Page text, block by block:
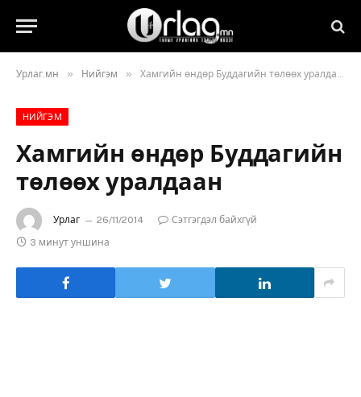
Урлаг.мн » Нийгэм » Хамгийн өндөр Буддагийн төлөөх уралдаан
НИЙГЭМ
Хамгийн өндөр Буддагийн
төлөөх уралдаан
Урлаг 26/11/2014
Сэтгэгдэл байхгүй
3 минут уншина